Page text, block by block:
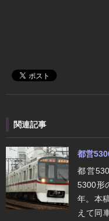
関連記事
都営
都営
5300形
年。本
えて同